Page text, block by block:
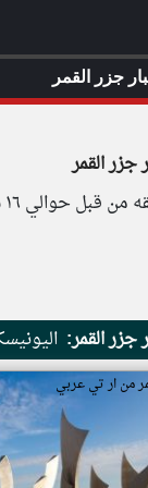
جزر القمر
قبل حوالي ١٦ ساعة
جزر القمر:
من ار تي عربي
جزر القمر